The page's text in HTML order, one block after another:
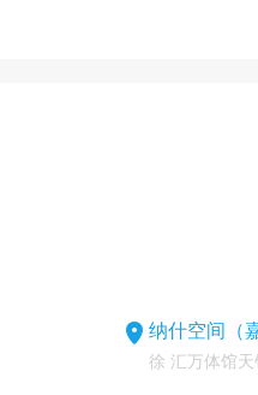
纳什空间（
徐 汇万体馆天